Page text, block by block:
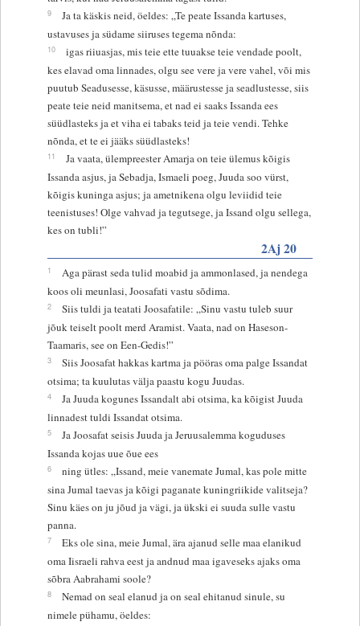
9
Ja ta käskis neid, öeldes: „Te peate Issanda kartuses,
ustavuses ja südame siiruses tegema nõnda:
10
igas riiuasjas, mis teie ette tuuakse teie vendade poolt,
kes elavad oma linnades, olgu see vere ja vere vahel, või mis
puutub Seadusesse, käsusse, määrustesse ja seadlustesse, siis
peate teie neid manitsema, et nad ei saaks Issanda ees
süüdlasteks ja et viha ei tabaks teid ja teie vendi. Tehke
nõnda, et te ei jääks süüdlasteks!
11
Ja vaata, ülempreester Amarja on teie ülemus kõigis
Issanda asjus, ja Sebadja, Ismaeli poeg, Juuda soo vürst,
kõigis kuninga asjus; ja ametnikena olgu leviidid teie
teenistuses! Olge vahvad ja tegutsege, ja Issand olgu sellega,
kes on tubli!”
2Aj 20
1
Aga pärast seda tulid moabid ja ammonlased, ja nendega
koos oli meunlasi, Joosafati vastu sõdima.
2
Siis tuldi ja teatati Joosafatile: „Sinu vastu tuleb suur
jõuk teiselt poolt merd Aramist. Vaata, nad on Haseson-
Taamaris, see on Een-Gedis!”
3
Siis Joosafat hakkas kartma ja pööras oma palge Issandat
otsima; ta kuulutas välja paastu kogu Juudas.
4
Ja Juuda kogunes Issandalt abi otsima, ka kõigist Juuda
linnadest tuldi Issandat otsima.
5
Ja Joosafat seisis Juuda ja Jeruusalemma koguduses
Issanda kojas uue õue ees
6
ning ütles: „Issand, meie vanemate Jumal, kas pole mitte
sina Jumal taevas ja kõigi paganate kuningriikide valitseja?
Sinu käes on ju jõud ja vägi, ja ükski ei suuda sulle vastu
panna.
7
Eks ole sina, meie Jumal, ära ajanud selle maa elanikud
oma Iisraeli rahva eest ja andnud maa igaveseks ajaks oma
sõbra Aabrahami soole?
8
Nemad on seal elanud ja on seal ehitanud sinule, su
nimele pühamu, öeldes: